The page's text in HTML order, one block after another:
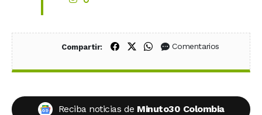
Compartir: Compartir en Facebook
Compartir en X (Twitter)
Compartir en WhatsApp
Comentarios
Reciba noticias de Minuto30 Colombia